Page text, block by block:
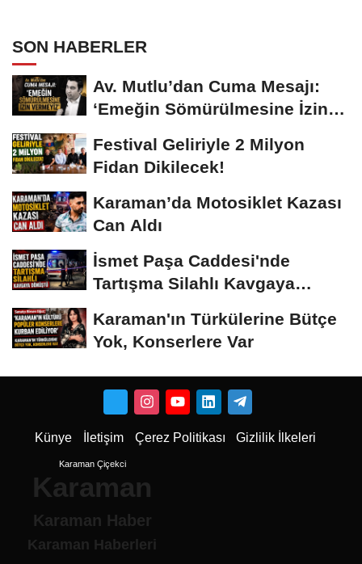
SON HABERLER
Av. Mutlu’dan Cuma Mesajı:
‘Emeğin Sömürülmesine İzin
Festival Geliriyle 2 Milyon
Fidan Dikilecek!
Karaman’da Motosiklet Kazası
Can Aldı
İsmet Paşa Caddesi'nde
Tartışma Silahlı Kavgaya
Karaman'ın Türkülerine Bütçe
Yok, Konserlere Var
Künye İletişim Çerez Politikası Gizlilik İlkeleri
Karaman Çiçekci
Karaman
Karaman Haber
Karaman Haberleri